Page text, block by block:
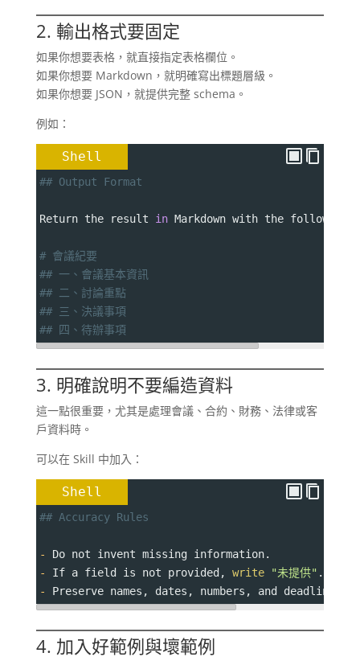
2. 輸出格式要固定
如果你想要表格，就直接指定表格欄位。
如果你想要 Markdown，就明確寫出標題層級。
如果你想要 JSON，就提供完整 schema。
例如：
Shell
## Output Format
Return the result in Markdown with the following
# 會議紀要
## 一、會議基本資訊
## 二、討論重點
## 三、決議事項
## 四、待辦事項
3. 明確說明不要編造資料
這一點很重要，尤其是處理會議、合約、財務、法律或客
戶資料時。
可以在 Skill 中加入：
Shell
## Accuracy Rules
-
Do not invent missing information.
-
If a field is not provided, write "未提供" .
-
Preserve names, dates, numbers, and deadlines
4. 加入好範例與壞範例